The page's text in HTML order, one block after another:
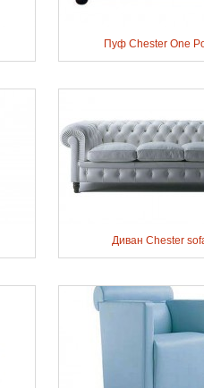
Пуф Chester One
Диван Chester